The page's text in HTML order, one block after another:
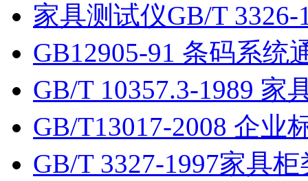
家具测试仪GB/T 3326-
GB12905-91 条码系统
GB/T 10357.3-1989 家
GB/T13017-2008 企业
GB/T 3327-1997家具